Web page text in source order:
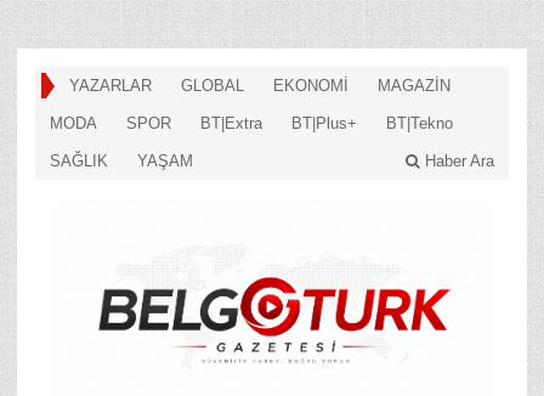
YAZARLAR GLOBAL EKONOMİ MAGAZİN
MODA SPOR BT|Extra BT|Plus+ BT|Tekno
SAĞLIK YAŞAM Haber Ara